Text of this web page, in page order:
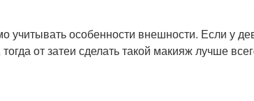
учитывать особенности внешности. Если у
от затеи сделать такой макияж лучше